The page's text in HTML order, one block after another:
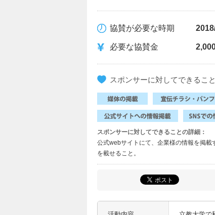
協賛が必要な時期
必要な協賛金
スポンサーに対してできること
スポンサーに対してできることの詳細：
公式webサイトにて、企業様の情報を掲
を載せること。